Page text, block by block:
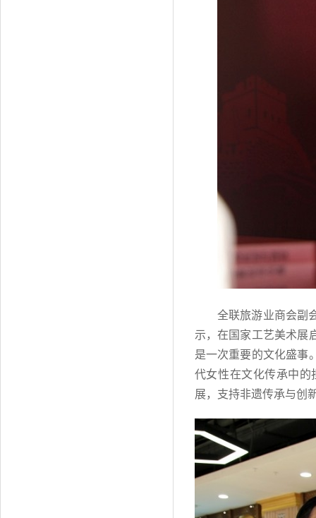
全联旅游业商会副
示，在国家工艺美术展
是一次重要的文化盛事
代女性在文化传承中
展，支持非遗传承与创